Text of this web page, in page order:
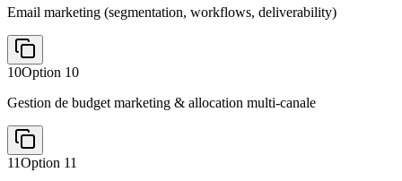
Email marketing (segmentation, workflows, deliverability)
10Option 10
Gestion de budget marketing & allocation multi-canale
11Option 11